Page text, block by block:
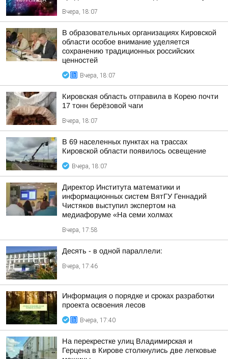
Вчера, 18:07
В образовательных организациях Кировской
области особое внимание уделяется
сохранению традиционных российских
ценностей
Вчера, 18:07
Кировская область отправила в Корею почти
17 тонн берёзовой чаги
Вчера, 18:07
В 69 населенных пунктах на трассах
Кировской области появилось освещение
Вчера, 18:07
Директор Института математики и
информационных систем ВятГУ Геннадий
Чистяков выступил экспертом на
медиафоруме «На семи холмах
Вчера, 17:58
Десять - в одной параллели:
Вчера, 17:46
Информация о порядке и сроках разработки
проекта освоения лесов
Вчера, 17:40
На перекрестке улиц Владимирская и
Герцена в Кирове столкнулись две легковые